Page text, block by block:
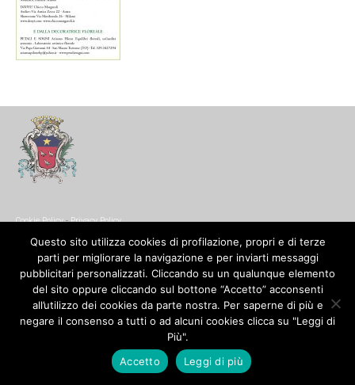
Cookie Policy-Privacy Policy
© Copyright 2017. All Rights Reserved.
Questo sito utilizza cookies di profilazione, propri e di terze
parti per migliorare la navigazione e per inviarti messaggi
pubblicitari personalizzati. Cliccando su un qualunque elemento
del sito oppure cliccando sul bottone “Accetto” acconsenti
all’utilizzo dei cookies da parte nostra. Per saperne di più e
negare il consenso a tutti o ad alcuni cookies clicca su "Leggi di
Più".
Accetto
Leggi di più